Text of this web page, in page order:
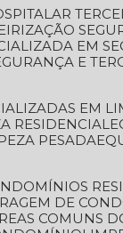
EM
E
EM
RESIDENCIAL
PESADA
DE
COMUNS